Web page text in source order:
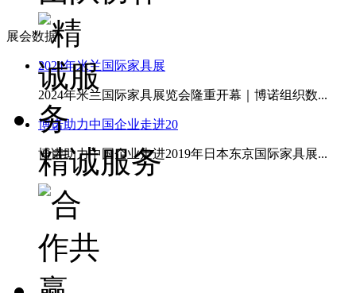
展会数据
2024年米兰国际家具展
2024年米兰国际家具展览会隆重开幕｜博诺组织数...
博诺助力中国企业走进20
博诺助力中国企业走进2019年日本东京国际家具展...
精诚服务